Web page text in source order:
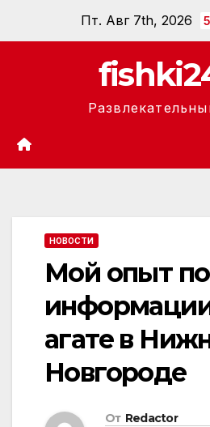
Пт. Авг 7th, 2026
НОВОСТИ
Мой опыт
агате в
Новгороде
От Redactor